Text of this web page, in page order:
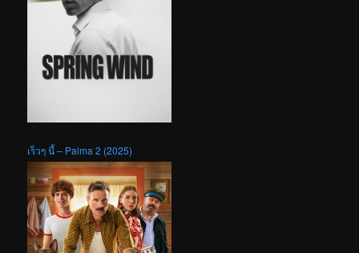
เร็วๆ นี้ – Palma 2 (2025)